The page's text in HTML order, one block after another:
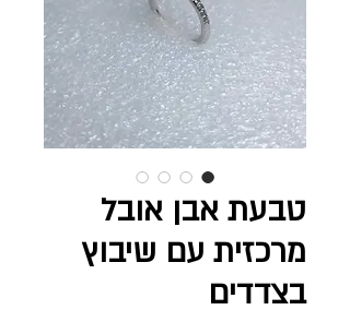
טבעת אבן אובל
מרכזית עם שיבוץ
בצדדים